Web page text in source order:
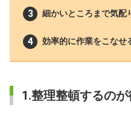
細かいところまで気配
効率的に作業をこなせ
1.整理整頓するの